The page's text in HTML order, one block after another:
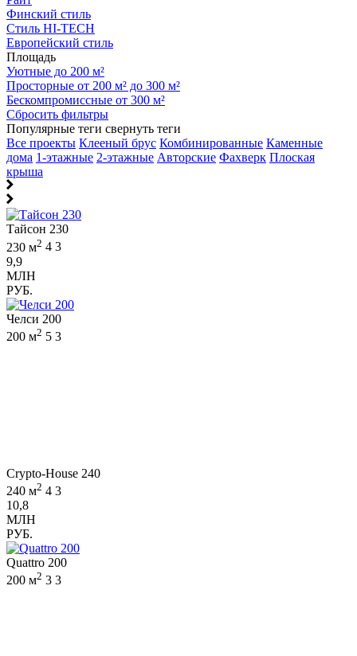
Финский стиль
Стиль HI-TECH
Европейский стиль
Площадь
Уютные до 200 м²
Просторные от 200 м² до 300 м²
Бескомпромиссные от 300 м²
Сбросить фильтры
Популярные теги свернуть теги
Все проекты Клееный брус Комбинированные Каменные
дома 1-этажные 2-этажные Авторские Фахверк Плоская
крыша
Тайсон 230
230 м2 4 3
9,9
МЛН
РУБ.
Челси 200
200 м2 5 3
Crypto-House 240
240 м2 4 3
10,8
МЛН
РУБ.
Quattro 200
200 м2 3 3